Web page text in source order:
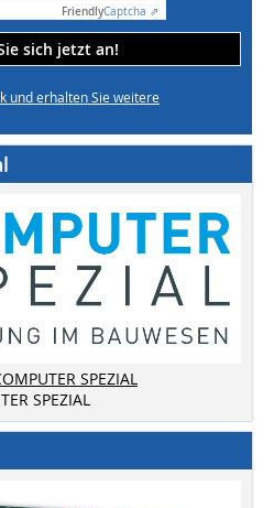
FriendlyCaptcha ⇗
sich jetzt an!
und erhalten Sie weitere
SPEZIAL
SPEZIAL